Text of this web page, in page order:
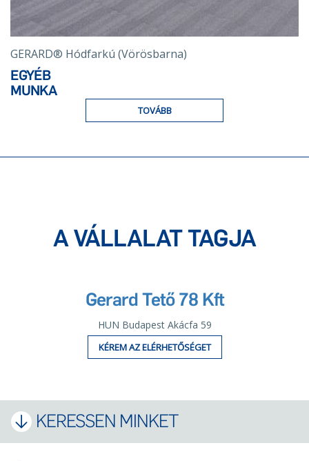
GERARD® Hódfarkú (Vörösbarna)
EGYÉB
MUNKA
TOVÁBB
A VÁLLALAT TAGJA
Gerard Tető 78 Kft
HUN Budapest Akácfa 59
KÉREM AZ ELÉRHETŐSÉGET
KERESSEN MINKET